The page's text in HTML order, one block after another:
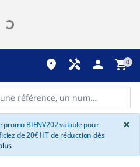
place handyman person shopping_cart0
BIENV202 valable pour
de 20€ HT de réduction dès
×